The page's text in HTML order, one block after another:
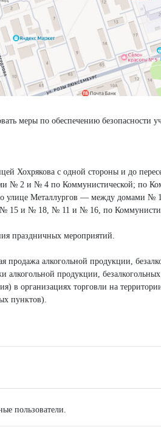
меры по обеспечению безопасности
Хохрякова с одной стороны и до
№ 2 и № 4 по Коммунистической; по
Металлургов — между домами №
№ 15 и № 18, № 11 и № 16, по
праздничных мероприятий.
продажа алкогольной продукции,
алкогольной продукции,
в организациях торговли на
пунктов).
пользователи.